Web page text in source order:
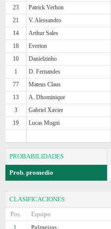
23
Patrick Verhon
21
V. Alessandro
14
Arthur Sales
18
Everton
10
Danielzinho
1
D. Fernandes
77
Mateus Claus
13
A. Dhominique
3
Gabriel Xavier
19
Lucas Mugni
PROBABILIDADES
Prob. promedio
CLASIFICACIONES
Pos.
Equipo
1.
Palmeiras